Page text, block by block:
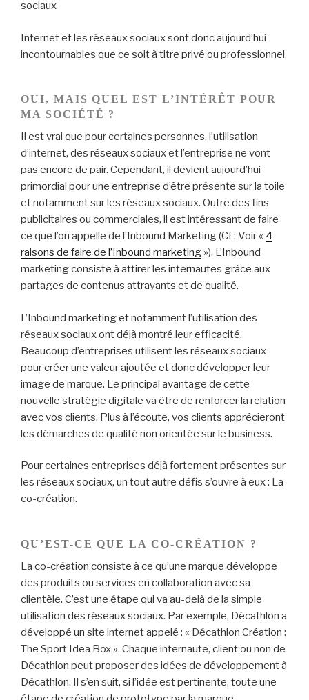
sociaux
Internet et les réseaux sociaux sont donc aujourd’hui
incontournables que ce soit à titre privé ou professionnel.
OUI, MAIS QUEL EST L’INTÉRÊT POUR
MA SOCIÉTÉ ?
Il est vrai que pour certaines personnes, l’utilisation
d’internet, des réseaux sociaux et l’entreprise ne vont
pas encore de pair. Cependant, il devient aujourd’hui
primordial pour une entreprise d’être présente sur la toile
et notamment sur les réseaux sociaux. Outre des fins
publicitaires ou commerciales, il est intéressant de faire
ce que l’on appelle de l’Inbound Marketing (Cf : Voir « 4
raisons de faire de l’Inbound marketing »). L’Inbound
marketing consiste à attirer les internautes grâce aux
partages de contenus attrayants et de qualité.
L’Inbound marketing et notamment l’utilisation des
réseaux sociaux ont déjà montré leur efficacité.
Beaucoup d’entreprises utilisent les réseaux sociaux
pour créer une valeur ajoutée et donc développer leur
image de marque. Le principal avantage de cette
nouvelle stratégie digitale va être de renforcer la relation
avec vos clients. Plus à l’écoute, vos clients apprécieront
les démarches de qualité non orientée sur le business.
Pour certaines entreprises déjà fortement présentes sur
les réseaux sociaux, un tout autre défis s’ouvre à eux : La
co-création.
QU’EST-CE QUE LA CO-CRÉATION ?
La co-création consiste à ce qu’une marque développe
des produits ou services en collaboration avec sa
clientèle. C’est une étape qui va au-delà de la simple
utilisation des réseaux sociaux. Par exemple, Décathlon a
développé un site internet appelé : « Décathlon Création :
The Sport Idea Box ». Chaque internaute, client ou non de
Décathlon peut proposer des idées de développement à
Décathlon. Il s’en suit, si l’idée est pertinente, toute une